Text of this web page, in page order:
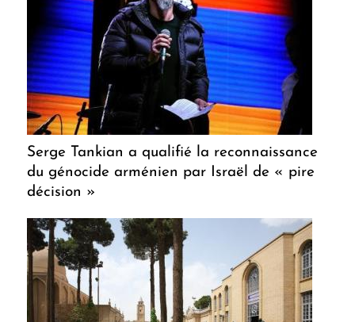
Serge Tankian a qualifié la reconnaissance
du génocide arménien par Israël de « pire
décision »